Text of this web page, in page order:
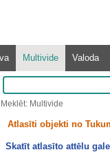
Multivide Valoda
Meklēt: Multivide
Atlasīti objekti no
Skatīt atlasīto attēlu